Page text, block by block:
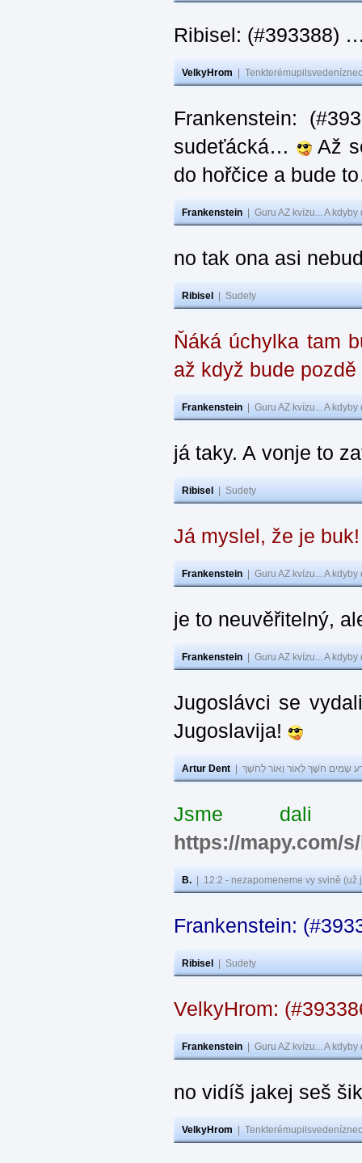
Ribisel: (#393388)
VelkyHrom
Frankenstein:
sudeťácká…
Až
do hořčice a bude
Frankenstein Guru AZ kvízu... A
no tak ona asi
Ribisel Sudety
Ňáká úchylka tam
až když bude pozdě
Frankenstein Guru AZ kvízu... A
já taky. A vonje to
Ribisel Sudety
Já myslel, že je
Frankenstein Guru AZ kvízu... A
je to neuvěřitelný,
Frankenstein Guru AZ kvízu... A
Jugoslávci se
Jugoslavija!
Artur Dent שָׂמִים חֹשֶׁךְ לְאוֹר וְאוֹר לְחֹשֶׁךְ
Jsme dali
https://mapy.com/
B. 12:2 - nezapomeneme vy svině
Frankenstein:
Ribisel Sudety
VelkyHrom:
Frankenstein Guru AZ kvízu... A
no vidíš jakej seš
VelkyHrom